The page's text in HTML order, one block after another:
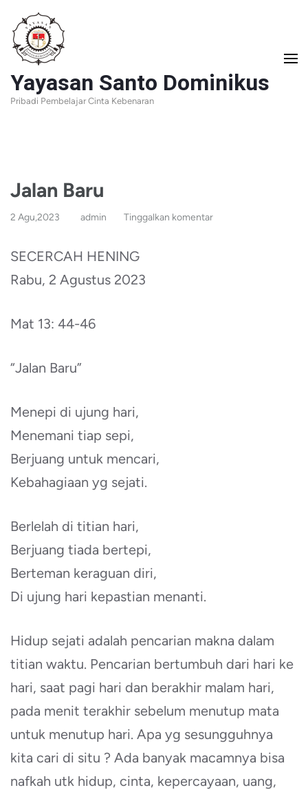
Lompat
ke
konten
(Tekan
Enter)
Yayasan Santo Dominikus
Pribadi Pembelajar Cinta Kebenaran
Jalan Baru
2 Agu,2023 admin Tinggalkan komentar
SECERCAH HENING
Rabu, 2 Agustus 2023
Mat 13: 44-46
“Jalan Baru”
Menepi di ujung hari,
Menemani tiap sepi,
Berjuang untuk mencari,
Kebahagiaan yg sejati.
Berlelah di titian hari,
Berjuang tiada bertepi,
Berteman keraguan diri,
Di ujung hari kepastian menanti.
Hidup sejati adalah pencarian makna dalam
titian waktu. Pencarian bertumbuh dari hari ke
hari, saat pagi hari dan berakhir malam hari,
pada menit terakhir sebelum menutup mata
untuk menutup hari. Apa yg sesungguhnya
kita cari di situ ? Ada banyak macamnya bisa
nafkah utk hidup, cinta, kepercayaan, uang,